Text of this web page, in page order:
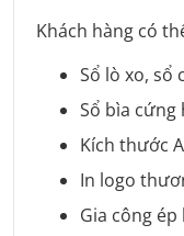
Khách hàng có
Sổ lò xo, sổ
Sổ bìa cứng
Kích thước
In logo
Gia công